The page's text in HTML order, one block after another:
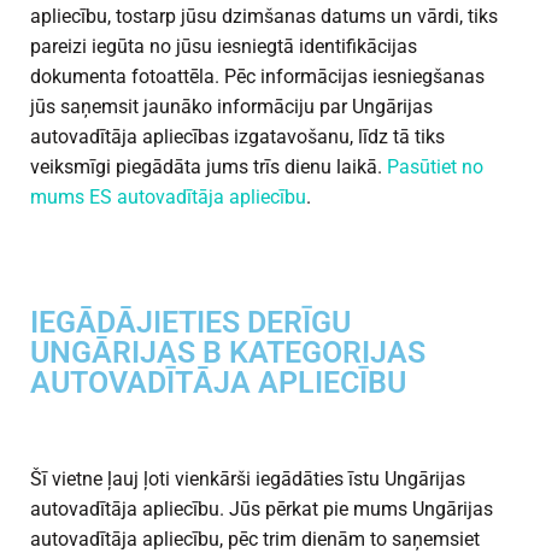
apliecību, tostarp jūsu dzimšanas datums un vārdi, tiks
pareizi iegūta no jūsu iesniegtā identifikācijas
dokumenta fotoattēla. Pēc informācijas iesniegšanas
jūs saņemsit jaunāko informāciju par Ungārijas
autovadītāja apliecības izgatavošanu, līdz tā tiks
veiksmīgi piegādāta jums trīs dienu laikā. Pasūtiet no
mums ES autovadītāja apliecību.
IEGĀDĀJIETIES DERĪGU
UNGĀRIJAS B KATEGORIJAS
AUTOVADĪTĀJA APLIECĪBU
Šī vietne ļauj ļoti vienkārši iegādāties īstu Ungārijas
autovadītāja apliecību. Jūs pērkat pie mums Ungārijas
autovadītāja apliecību, pēc trim dienām to saņemsiet